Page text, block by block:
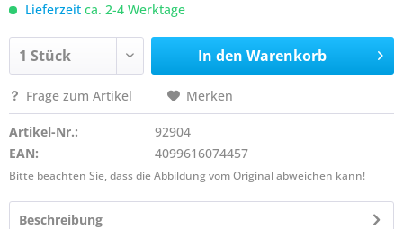
Lieferzeit ca. 2-4 Werktage
In den Warenkorb
Frage zum Artikel Merken
Artikel-Nr.:
92904
EAN:
4099616074457
Bitte beachten Sie, dass die Abbildung vom Original abweichen kann!
Beschreibung